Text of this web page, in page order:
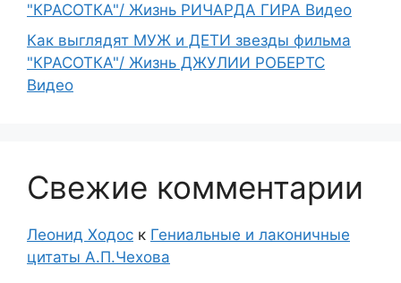
"КРАСОТКА"/ Жизнь РИЧАРДА ГИРА Видео
Как выглядят МУЖ и ДЕТИ звезды фильма
"КРАСОТКА"/ Жизнь ДЖУЛИИ РОБЕРТС
Видео
Свежие комментарии
Леонид Ходос к Гениальные и лаконичные
цитаты А.П.Чехова